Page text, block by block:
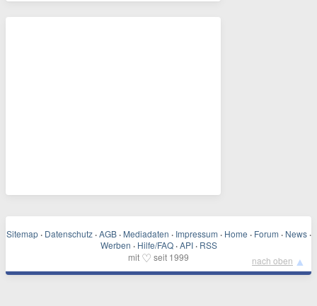
Sitemap · Datenschutz · AGB · Mediadaten · Impressum · Home · Forum · News ·
Werben · Hilfe/FAQ · API · RSS
mit ♡ seit 1999 nach oben ▲